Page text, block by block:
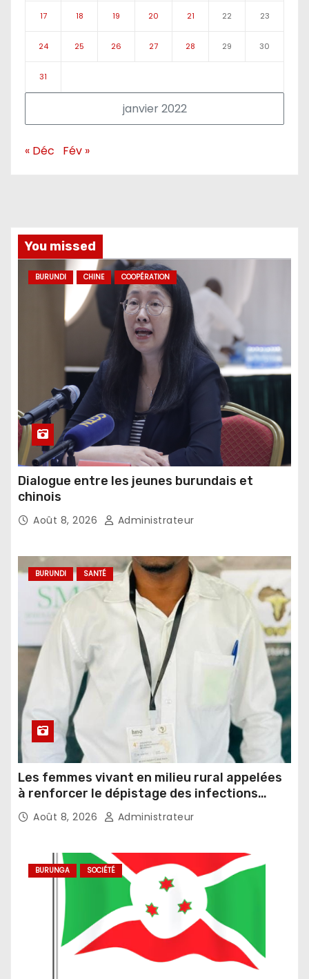
janvier 2022
17 18 19 20 21 22 23
24 25 26 27 28 29 30
31
« Déc Fév »
You missed
BURUNDI CHINE COOPÉRATION
Dialogue entre les jeunes burundais et
chinois
Août 8, 2026 Administrateur
BURUNDI SANTÉ
Les femmes vivant en milieu rural appelées
à renforcer le dépistage des infections
sexuellement transmissibles
Août 8, 2026 Administrateur
BURUNGA SOCIÉTÉ